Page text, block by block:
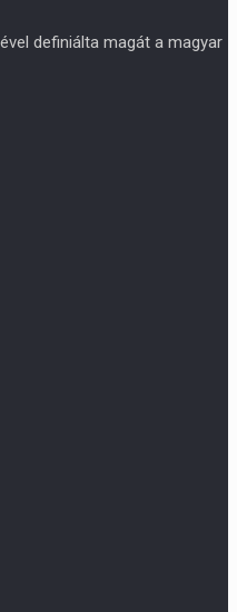
definiálta magát a magyar